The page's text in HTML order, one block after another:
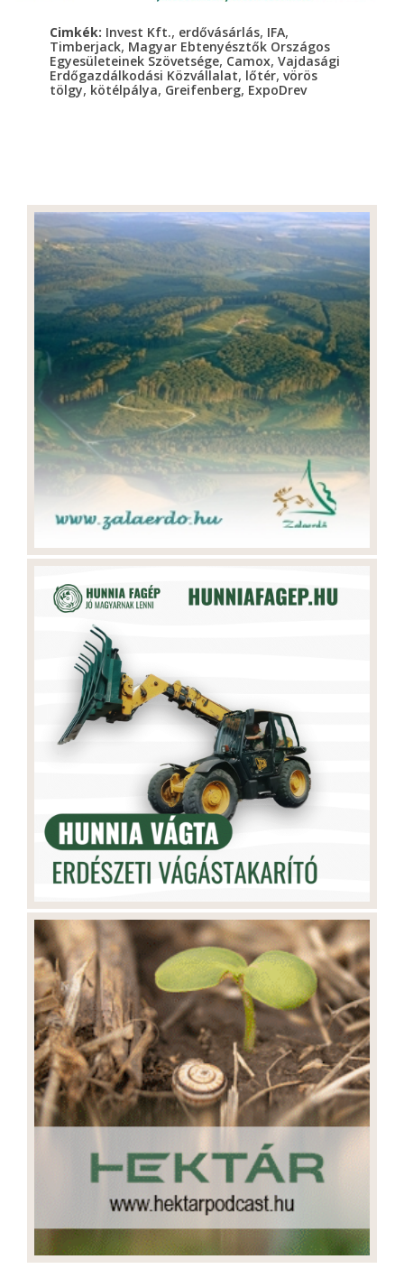
Cimkék: Invest Kft., erdővásárlás, IFA,
Timberjack, Magyar Ebtenyésztők Országos
Egyesületeinek Szövetsége, Camox, Vajdasági
Erdőgazdálkodási Közvállalat, lőtér, vörös
tölgy, kötélpálya, Greifenberg, ExpoDrev